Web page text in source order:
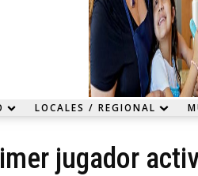
LOCALES / REGIONAL
jugador